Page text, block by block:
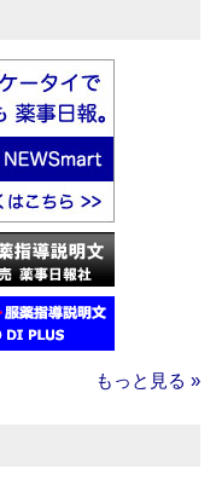
もっと見る »